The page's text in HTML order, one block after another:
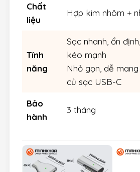
Chất
liệu
Hợp kim nhôm +
Tính
năng
Sạc nhanh, ổn
kéo mạnh
Nhỏ gọn, dễ
củ sạc USB-C
Bảo
hành
3 tháng